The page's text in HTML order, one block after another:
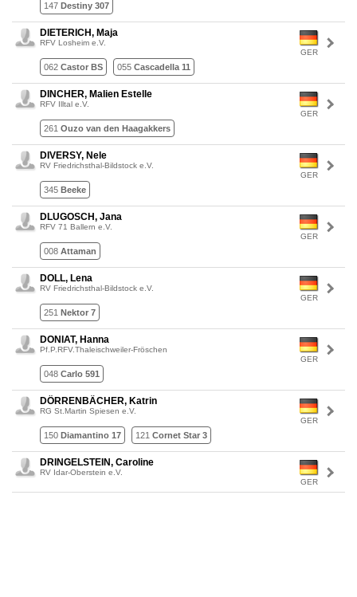
147 Destiny 307
GER
DIETERICH, Maja
RFV Losheim e.V.
062 Castor BS 055 Cascadella 11
GER
DINCHER, Malien Estelle
RFV Illtal e.V.
261 Ouzo van den Haagakkers
GER
DIVERSY, Nele
RV Friedrichsthal-Bildstock e.V.
345 Beeke
GER
DLUGOSCH, Jana
RFV 71 Ballern e.V.
008 Attaman
GER
DOLL, Lena
RV Friedrichsthal-Bildstock e.V.
251 Nektor 7
GER
DONIAT, Hanna
Pf.P.RFV.Thaleischweiler-Fröschen
048 Carlo 591
GER
DÖRRENBÄCHER, Katrin
RG St.Martin Spiesen e.V.
150 Diamantino 17 121 Cornet Star 3
GER
DRINGELSTEIN, Caroline
RV Idar-Oberstein e.V.